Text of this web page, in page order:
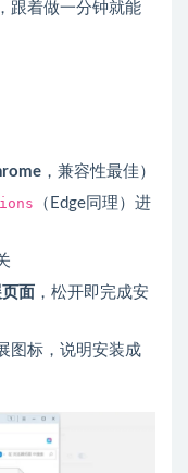
跟着做一分钟就能
，兼容性最佳）
（Edge同理）进
面 ，松开即完成安
图标，说明安装成